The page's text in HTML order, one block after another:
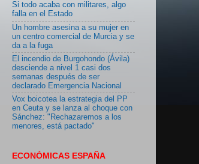
Si todo acaba con militares, algo
falla en el Estado
Un hombre asesina a su mujer en
un centro comercial de Murcia y se
da a la fuga
El incendio de Burgohondo (Ávila)
desciende a nivel 1 casi dos
semanas después de ser
declarado Emergencia Nacional
Vox boicotea la estrategia del PP
en Ceuta y se lanza al choque con
Sánchez: "Rechazaremos a los
menores, está pactado"
ECONÓMICAS ESPAÑA